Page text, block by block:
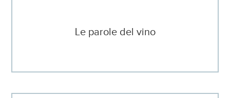
Le parole del vino